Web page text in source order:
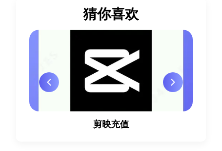
猜你喜欢
剪映充值